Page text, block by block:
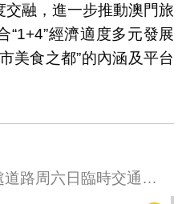
融，進一步推動澳門旅
“1+4”經濟適度多元發展
美食之都”的內涵及平台
路周六日臨時交通管